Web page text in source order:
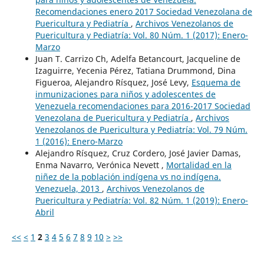
Recomendaciones enero 2017 Sociedad Venezolana de
Puericultura y Pediatría , Archivos Venezolanos de
Puericultura y Pediatría: Vol. 80 Núm. 1 (2017): Enero-
Marzo
Juan T. Carrizo Ch, Adelfa Betancourt, Jacqueline de
Izaguirre, Yecenia Pérez, Tatiana Drummond, Dina
Figueroa, Alejandro Rísquez, José Levy, Esquema de
inmunizaciones para niños y adolescentes de
Venezuela recomendaciones para 2016-2017 Sociedad
Venezolana de Puericultura y Pediatría , Archivos
Venezolanos de Puericultura y Pediatría: Vol. 79 Núm.
1 (2016): Enero-Marzo
Alejandro Rísquez, Cruz Cordero, José Javier Damas,
Enma Navarro, Verónica Nevett , Mortalidad en la
niñez de la población indígena vs no indígena.
Venezuela, 2013 , Archivos Venezolanos de
Puericultura y Pediatría: Vol. 82 Núm. 1 (2019): Enero-
Abril
<< < 1 2 3 4 5 6 7 8 9 10 > >>